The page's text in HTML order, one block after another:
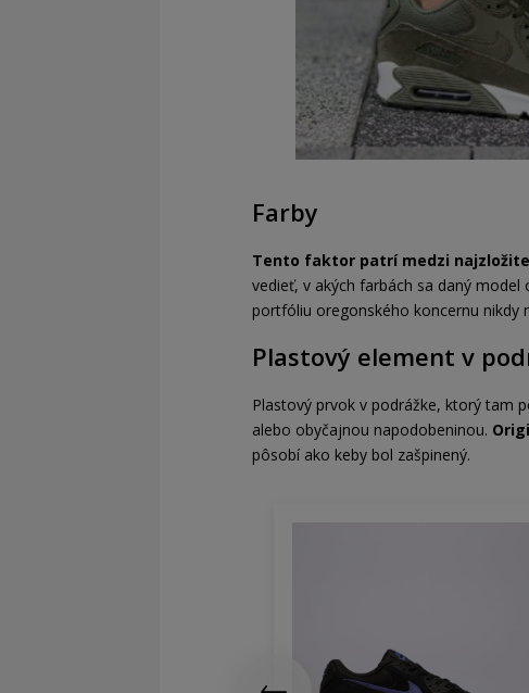
Farby
Tento faktor patrí medzi
vedieť, v akých farbách sa daný
portfóliu oregonského koncernu nikdy
Plastový element v
Plastový prvok v podrážke, ktorý tam
alebo obyčajnou napodobeninou.
pôsobí ako keby bol zašpinený.